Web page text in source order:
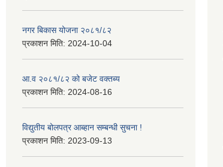
नगर बिकास योजना २०८१/८२
प्रकाशन मिति: 2024-10-04
आ.व २०८१/८२ को बजेट वक्तब्य
प्रकाशन मिति: 2024-08-16
विद्युतीय बोलपत्र आब्हान सम्बन्धी सुचना !
प्रकाशन मिति: 2023-09-13